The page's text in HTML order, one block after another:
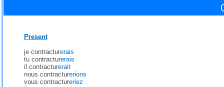
Present
je contracturerais
tu contracturerais
il contracturerait
nous contracturerions
vous contractureriez